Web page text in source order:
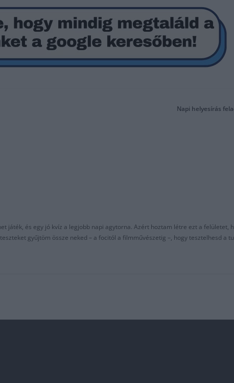
Napi helyesírás
játék, és egy jó kvíz a legjobb napi agytorna. Azért hoztam létre ezt a felületet,
gyűjtöm össze neked – a focitól a filmművészetig –, hogy tesztelhesd a